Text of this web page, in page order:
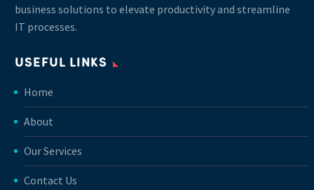
business solutions to elevate productivity and streamline
IT processes.
USEFUL LINKS
Home
About
Our Services
Contact Us